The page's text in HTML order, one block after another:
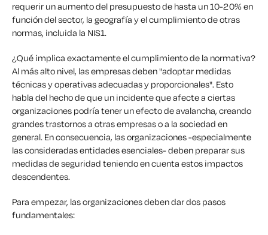
requerir un aumento del presupuesto de hasta un 10-20% en
función del sector, la geografía y el cumplimiento de otras
normas, incluida la NIS1.
¿Qué implica exactamente el cumplimiento de la normativa?
Al más alto nivel, las empresas deben "adoptar medidas
técnicas y operativas adecuadas y proporcionales". Esto
habla del hecho de que un incidente que afecte a ciertas
organizaciones podría tener un efecto de avalancha, creando
grandes trastornos a otras empresas o a la sociedad en
general. En consecuencia, las organizaciones -especialmente
las consideradas entidades esenciales- deben preparar sus
medidas de seguridad teniendo en cuenta estos impactos
descendentes.
Para empezar, las organizaciones deben dar dos pasos
fundamentales: